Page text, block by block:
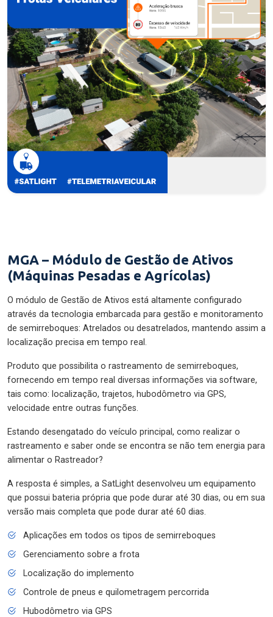
MGA – Módulo de Gestão de Ativos
(Máquinas Pesadas e Agrícolas)
O módulo de Gestão de Ativos está altamente configurado
através da tecnologia embarcada para gestão e monitoramento
de semirreboques: Atrelados ou desatrelados, mantendo assim a
localização precisa em tempo real.
Produto que possibilita o rastreamento de semirreboques,
fornecendo em tempo real diversas informações via software,
tais como: localização, trajetos, hubodômetro via GPS,
velocidade entre outras funções.
Estando desengatado do veículo principal, como realizar o
rastreamento e saber onde se encontra se não tem energia para
alimentar o Rastreador?
A resposta é simples, a SatLight desenvolveu um equipamento
que possui bateria própria que pode durar até 30 dias, ou em sua
versão mais completa que pode durar até 60 dias.
Aplicações em todos os tipos de semirreboques
Gerenciamento sobre a frota
Localização do implemento
Controle de pneus e quilometragem percorrida
Hubodômetro via GPS